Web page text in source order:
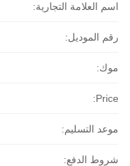
اسم العلامة التجارية:
رقم الموديل:
موك:
Price:
موعد التسليم:
شروط الدفع: